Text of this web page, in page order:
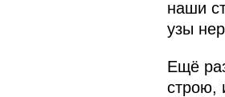
наши
узы
Ещё
строю,